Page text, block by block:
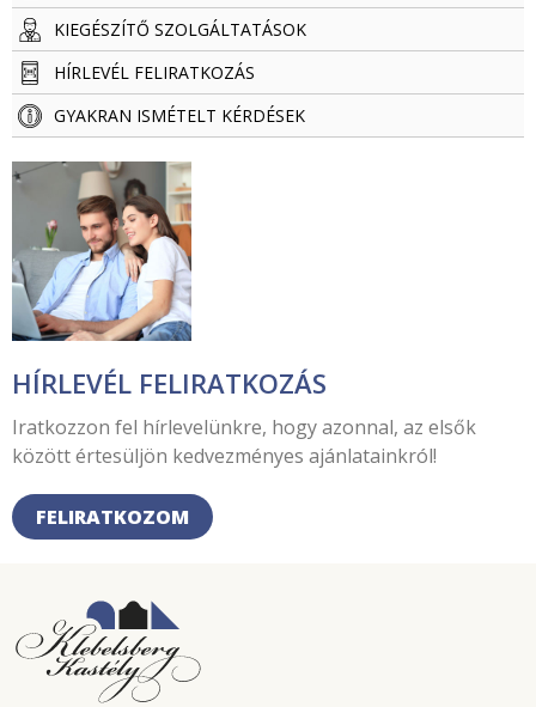
KIEGÉSZÍTŐ SZOLGÁLTATÁSOK
HÍRLEVÉL FELIRATKOZÁS
GYAKRAN ISMÉTELT KÉRDÉSEK
HÍRLEVÉL FELIRATKOZÁS
Iratkozzon fel hírlevelünkre, hogy azonnal, az elsők
között értesüljön kedvezményes ajánlatainkról!
FELIRATKOZOM